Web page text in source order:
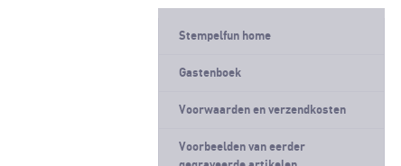
Stempelfun home
Gastenboek
Voorwaarden en verzendkosten
Voorbeelden van eerder